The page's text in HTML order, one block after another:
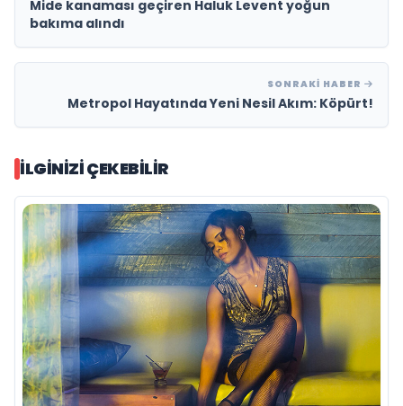
Mide kanaması geçiren Haluk Levent yoğun
bakıma alındı
SONRAKI HABER
Metropol Hayatında Yeni Nesil Akım: Köpürt!
İLGINIZI ÇEKEBILIR